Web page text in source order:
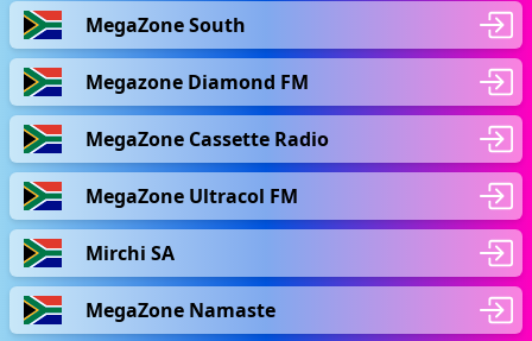
MegaZone South
Megazone Diamond FM
MegaZone Cassette Radio
MegaZone Ultracol FM
Mirchi SA
MegaZone Namaste